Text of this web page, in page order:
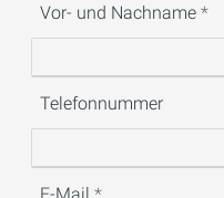
Vor- und Nachname
Telefonnummer